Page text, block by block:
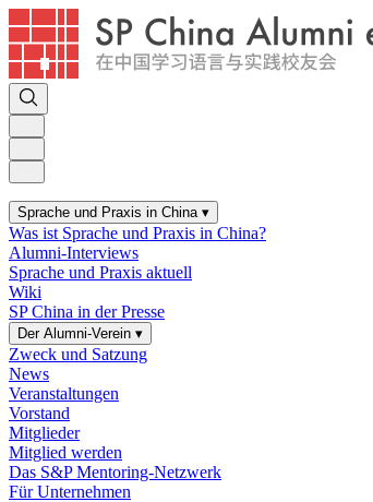
Sprache und Praxis in China ▾
Was ist Sprache und Praxis in China?
Alumni-Interviews
Sprache und Praxis aktuell
Wiki
SP China in der Presse
Der Alumni-Verein ▾
Zweck und Satzung
News
Veranstaltungen
Vorstand
Mitglieder
Mitglied werden
Das S&P Mentoring-Netzwerk
Für Unternehmen